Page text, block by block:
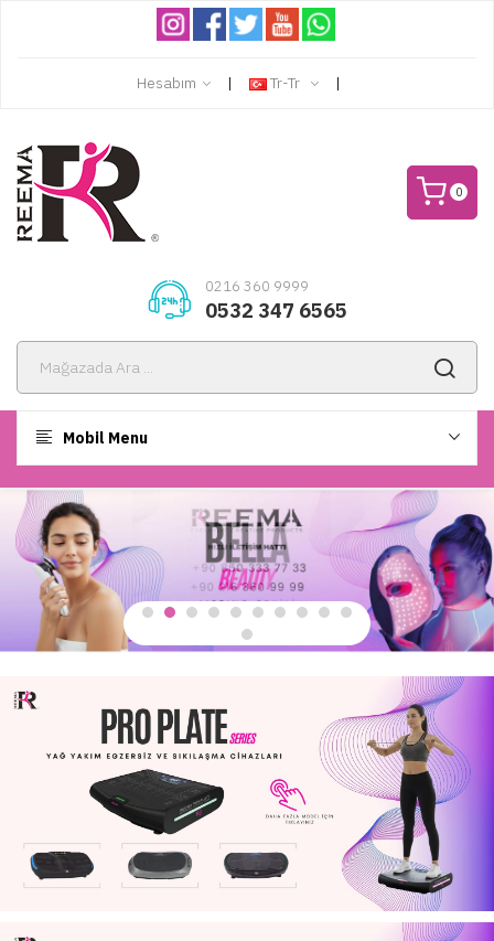
Hesabım Tr-Tr
0
0216 360 9999
0532 347 6565
Mobil Menu